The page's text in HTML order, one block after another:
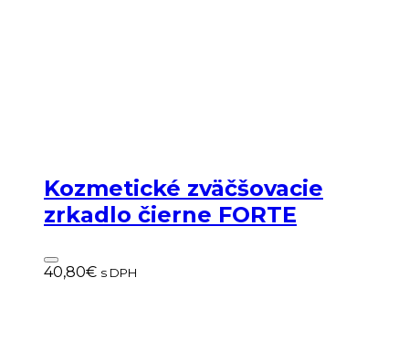
Kozmetické zväčšovacie
zrkadlo čierne FORTE
40,80€ s DPH